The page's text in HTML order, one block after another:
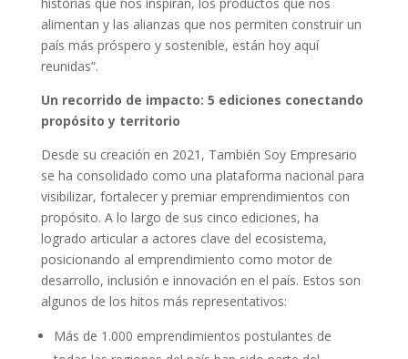
alimentan y las alianzas que nos permiten construir un
país más próspero y sostenible, están hoy aquí
reunidas”.
Un recorrido de impacto: 5 ediciones conectando
propósito y territorio
Desde su creación en 2021, También Soy Empresario
se ha consolidado como una plataforma nacional para
visibilizar, fortalecer y premiar emprendimientos con
propósito. A lo largo de sus cinco ediciones, ha
logrado articular a actores clave del ecosistema,
posicionando al emprendimiento como motor de
desarrollo, inclusión e innovación en el país. Estos son
algunos de los hitos más representativos:
Más de 1.000 emprendimientos postulantes de